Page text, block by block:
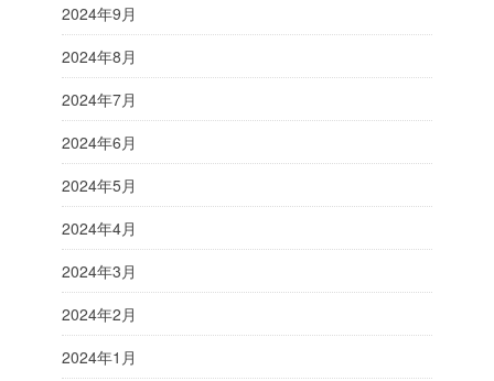
2024年9月
2024年8月
2024年7月
2024年6月
2024年5月
2024年4月
2024年3月
2024年2月
2024年1月